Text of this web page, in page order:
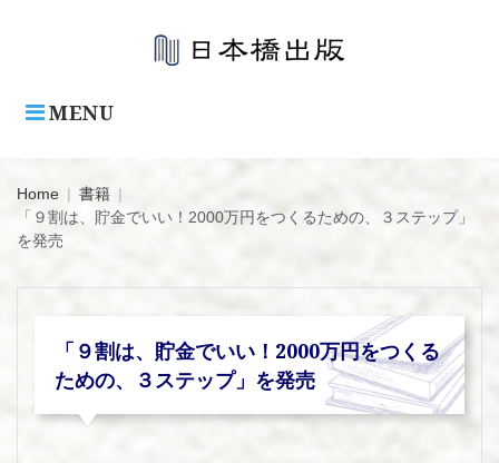
MENU
Home | 書籍 |
「９割は、貯金でいい！2000万円をつくるための、３ステップ」
を発売
「９割は、貯金でいい！2000万円をつくる
ための、３ステップ」を発売